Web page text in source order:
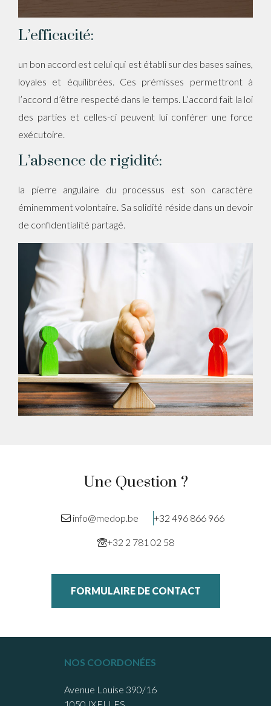
L’efficacité:
un bon accord est celui qui est établi sur des bases saines,
loyales et équilibrées. Ces prémisses permettront à
l’accord d’être respecté dans le temps. L’accord fait la loi
des parties et celles-ci peuvent lui conférer une force
exécutoire.
L’absence de rigidité:
la pierre angulaire du processus est son caractère
éminemment volontaire. Sa solidité réside dans un devoir
de confidentialité partagé.
Une Question ?
info@medop.be +32 496 866 966
+32 2 781 02 58
FORMULAIRE DE CONTACT
NOS COORDONÉES
Avenue Louise 390/16